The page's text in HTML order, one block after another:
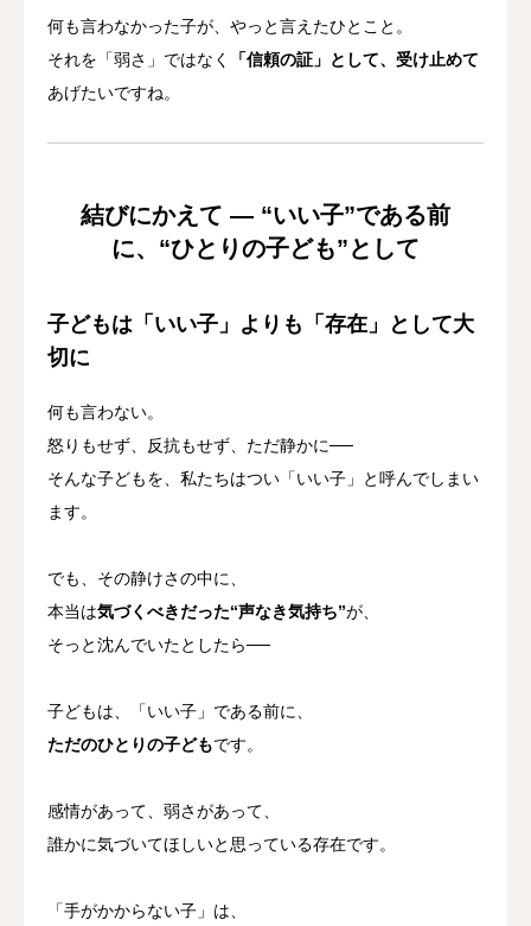
何も言わなかった子が、やっと言えたひとこと。
それを「弱さ」ではなく
「信頼の証」として、受け止めて
あげたいですね。
結びにかえて ― “いい子”である前
に、“ひとりの子ども”として
子どもは「いい子」よりも「存在」として大
切に
何も言わない。
怒りもせず、反抗もせず、ただ静かに──
そんな子どもを、私たちはつい「いい子」と呼んでしまい
ます。
でも、その静けさの中に、
本当は気づくべきだった“声なき気持ち”が、
そっと沈んでいたとしたら──
子どもは、「いい子」である前に、
ただのひとりの子どもです。
感情があって、弱さがあって、
誰かに気づいてほしいと思っている存在です。
「手がかからない子」は、